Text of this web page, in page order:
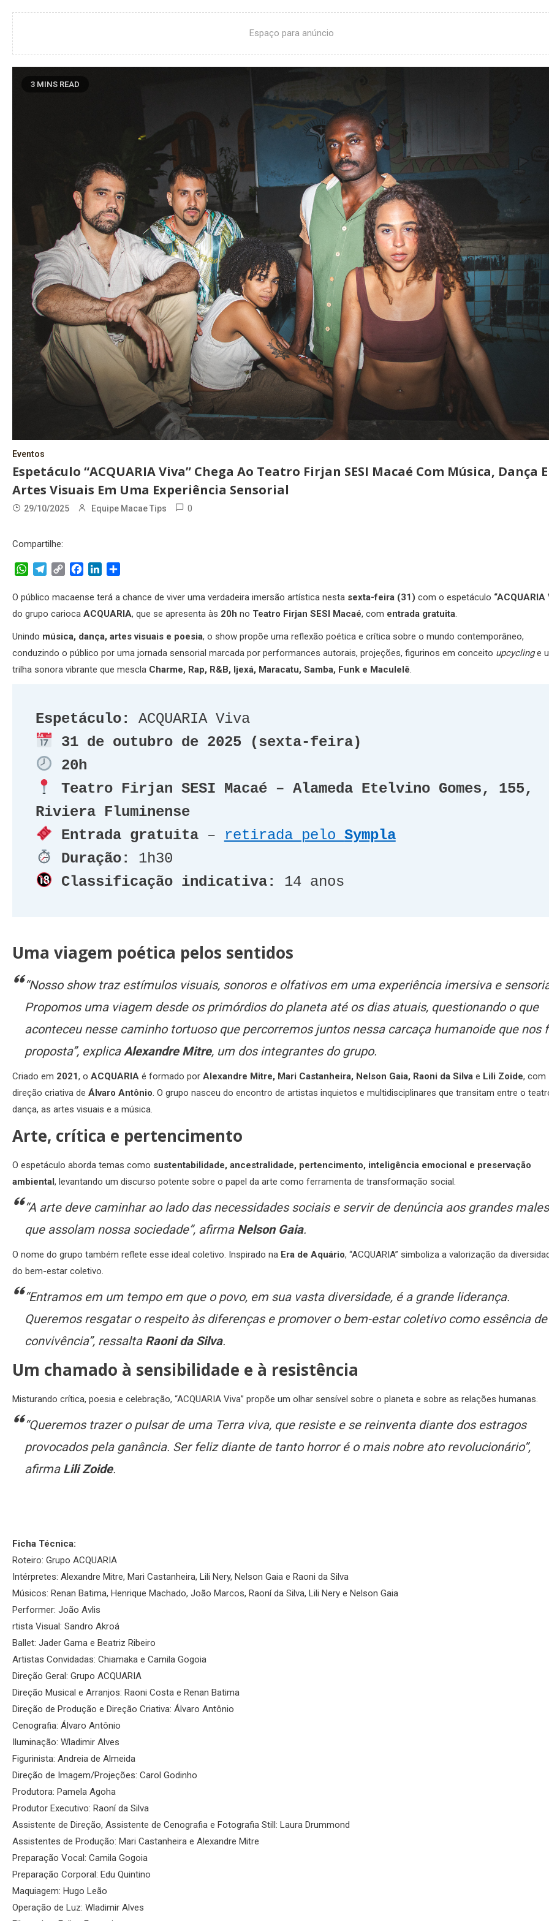
Espaço para anúncio
3 MINS READ
Eventos
Espetáculo “ACQUARIA Viva” Chega Ao Teatro Firjan SESI Macaé Com Música, Dança E
Artes Visuais Em Uma Experiência Sensorial
29/10/2025 Equipe Macae Tips 0
Compartilhe:
WhatsApp
Telegram
Copy
FacebookLinkedIn
O público macaense terá a chance de viver uma verdadeira imersão artística nesta sexta-feira (31) com o espetáculo “ACQUARIA
do grupo carioca ACQUARIA, que se apresenta às 20h no Teatro Firjan SESI Macaé, com entrada gratuita
Unindo música, dança, artes visuais e poesia, o show propõe uma reflexão poética e crítica sobre o mundo contemporâneo,
conduzindo o público por uma jornada sensorial marcada por performances autorais, projeções, figurinos em conceito upcyclinge
trilha sonora vibrante que mescla Charme, Rap, R&B, Ijexá, Maracatu, Samba, Funk e Maculelê
Espetáculo:
ACQUARIA Viva
31 de outubro de 2025 (sexta-feira)
20h
Teatro Firjan SESI Macaé – Alameda Etelvino Gomes, 155,
Riviera Fluminense
Entrada gratuita – retirada pelo Sympla
Duração:
1h30
Classificação indicativa:
14 anos
Uma viagem poética pelos sentidos
“Nosso show traz estímulos visuais, sonoros e olfativos em uma experiência imersiva e
Propomos uma viagem desde os primórdios do planeta até os dias atuais, questionando o que
aconteceu nesse caminho tortuoso que percorremos juntos nessa carcaça humanoide que nos
proposta”, explica Alexandre Mitre, um dos integrantes do grupo.
Criado em 2021, o ACQUARIA é formado por Alexandre Mitre, Mari Castanheira, Nelson Gaia, Raoni da Silva e Lili Zoide, com
direção criativa de Álvaro Antônio. O grupo nasceu do encontro de artistas inquietos e multidisciplinares que transitam entre o
dança, as artes visuais e a música.
Arte, crítica e pertencimento
O espetáculo aborda temas como sustentabilidade, ancestralidade, pertencimento, inteligência emocional e preservação
ambiental, levantando um discurso potente sobre o papel da arte como ferramenta de transformação social.
“A arte deve caminhar ao lado das necessidades sociais e servir de denúncia aos grandes males
que assolam nossa sociedade”, afirma Nelson Gaia.
O nome do grupo também reflete esse ideal coletivo. Inspirado na Era de Aquário, “ACQUARIA” simboliza a valorização da
do bem-estar coletivo.
“Entramos em um tempo em que o povo, em sua vasta diversidade, é a grande liderança.
Queremos resgatar o respeito às diferenças e promover o bem-estar coletivo como essência de
convivência”, ressalta Raoni da Silva.
Um chamado à sensibilidade e à resistência
Misturando crítica, poesia e celebração, “ACQUARIA Viva” propõe um olhar sensível sobre o planeta e sobre as relações humanas.
“Queremos trazer o pulsar de uma Terra viva, que resiste e se reinventa diante dos estragos
provocados pela ganância. Ser feliz diante de tanto horror é o mais nobre ato revolucionário”,
afirma Lili Zoide.
Ficha Técnica:
Roteiro: Grupo ACQUARIA
Intérpretes: Alexandre Mitre, Mari Castanheira, Lili Nery, Nelson Gaia e Raoni da Silva
Músicos: Renan Batima, Henrique Machado, João Marcos, Raoní da Silva, Lili Nery e Nelson Gaia
Performer: João Avlis
rtista Visual: Sandro Akroá
Ballet: Jader Gama e Beatriz Ribeiro
Artistas Convidadas: Chiamaka e Camila Gogoia
Direção Geral: Grupo ACQUARIA
Direção Musical e Arranjos: Raoni Costa e Renan Batima
Direção de Produção e Direção Criativa: Álvaro Antônio
Cenografia: Álvaro Antônio
Iluminação: Wladimir Alves
Figurinista: Andreia de Almeida
Direção de Imagem/Projeções: Carol Godinho
Produtora: Pamela Agoha
Produtor Executivo: Raoní da Silva
Assistente de Direção, Assistente de Cenografia e Fotografia Still: Laura Drummond
Assistentes de Produção: Mari Castanheira e Alexandre Mitre
Preparação Vocal: Camila Gogoia
Preparação Corporal: Edu Quintino
Maquiagem: Hugo Leão
Operação de Luz: Wladimir Alves